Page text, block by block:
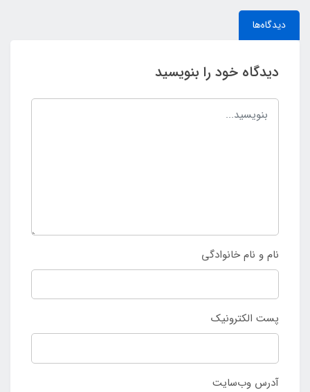
دیدگاه‌ها
دیدگاه خود را بنویسید
نام و نام خانوادگی
پست الکترونیک
آدرس وب‌سایت